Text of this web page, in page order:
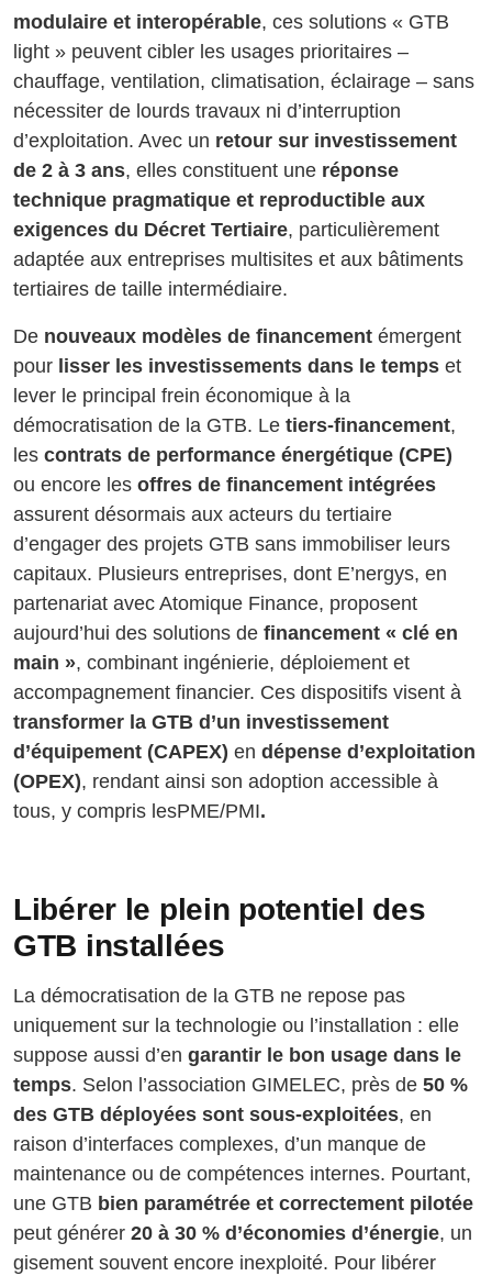
modulaire et interopérable, ces solutions « GTB
light » peuvent cibler les usages prioritaires –
chauffage, ventilation, climatisation, éclairage – sans
nécessiter de lourds travaux ni d’interruption
d’exploitation. Avec un retour sur investissement
de 2 à 3 ans, elles constituent une réponse
technique pragmatique et reproductible aux
exigences du Décret Tertiaire, particulièrement
adaptée aux entreprises multisites et aux bâtiments
tertiaires de taille intermédiaire.
De nouveaux modèles de financement émergent
pour lisser les investissements dans le temps et
lever le principal frein économique à la
démocratisation de la GTB. Le tiers-financement,
les contrats de performance énergétique (CPE)
ou encore les offres de financement intégrées
assurent désormais aux acteurs du tertiaire
d’engager des projets GTB sans immobiliser leurs
capitaux. Plusieurs entreprises, dont E’nergys, en
partenariat avec Atomique Finance, proposent
aujourd’hui des solutions de financement « clé en
main », combinant ingénierie, déploiement et
accompagnement financier. Ces dispositifs visent à
transformer la GTB d’un investissement
d’équipement (CAPEX) en dépense d’exploitation
(OPEX), rendant ainsi son adoption accessible à
tous, y compris lesPME/PMI.
Libérer le plein potentiel des
GTB installées
La démocratisation de la GTB ne repose pas
uniquement sur la technologie ou l’installation : elle
suppose aussi d’en garantir le bon usage dans le
temps. Selon l’association GIMELEC, près de 50 %
des GTB déployées sont sous-exploitées, en
raison d’interfaces complexes, d’un manque de
maintenance ou de compétences internes. Pourtant,
une GTB bien paramétrée et correctement pilotée
peut générer 20 à 30 % d’économies d’énergie, un
gisement souvent encore inexploité. Pour libérer